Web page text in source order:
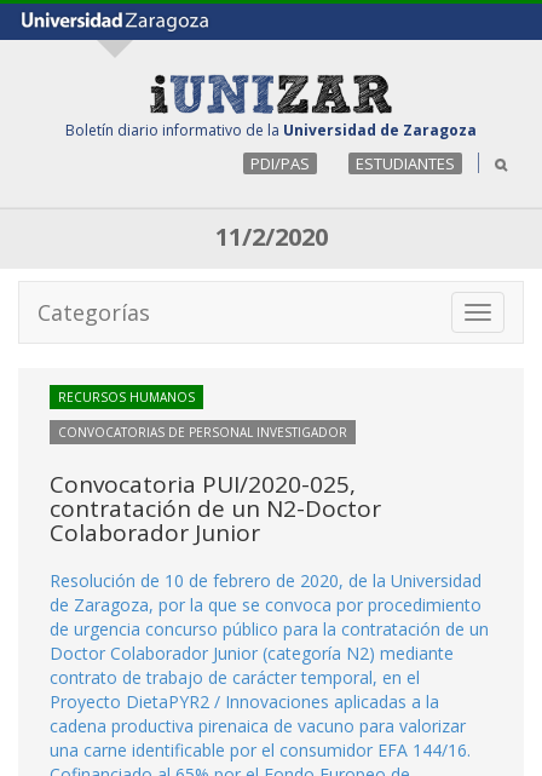
Boletín diario informativo de la Universidad de Zaragoza
PDI/PAS ESTUDIANTES
11/2/2020
Toggle
Categorías
RECURSOS HUMANOS
CONVOCATORIAS DE PERSONAL INVESTIGADOR
Convocatoria PUI/2020-025,
contratación de un N2-Doctor
Colaborador Junior
Resolución de 10 de febrero de 2020, de la Universidad
de Zaragoza, por la que se convoca por procedimiento
de urgencia concurso público para la contratación de un
Doctor Colaborador Junior (categoría N2) mediante
contrato de trabajo de carácter temporal, en el
Proyecto DietaPYR2 / Innovaciones aplicadas a la
cadena productiva pirenaica de vacuno para valorizar
una carne identificable por el consumidor EFA 144/16.